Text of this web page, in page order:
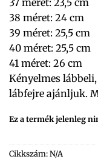
38 méret: 24 cm
39 méret: 25,5 cm
40 méret: 25,5 cm
41 méret: 26 cm
Kényelmes
lábfejre ajánljuk.
Ez a termék jelenleg
Cikkszám:N/A